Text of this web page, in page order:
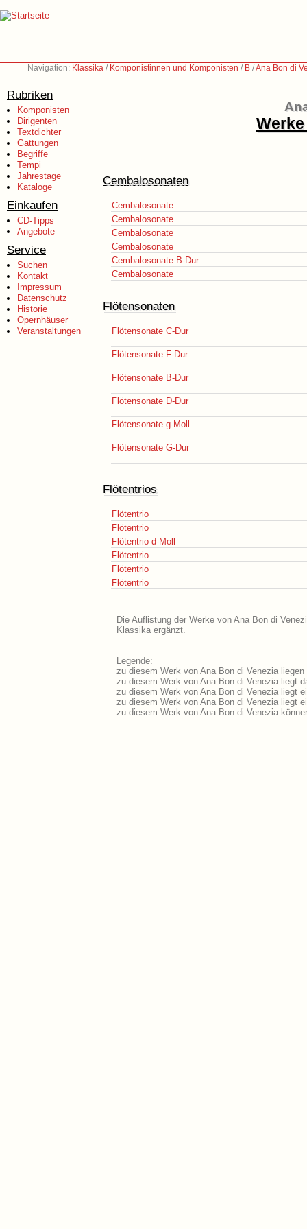
Navigation: Klassika / Komponistinnen und Komponisten / B /Ana Bon di
Rubriken
Komponisten
Dirigenten
Textdichter
Gattungen
Begriffe
Tempi
Jahrestage
Kataloge
Einkaufen
CD-Tipps
Angebote
Service
Suchen
Kontakt
Impressum
Datenschutz
Historie
Opernhäuser
Veranstaltungen
Cembalosonaten
Cembalosonate
Cembalosonate
Cembalosonate
Cembalosonate
Cembalosonate B-Dur
Cembalosonate
Flötensonaten
Flötensonate C-Dur
Flötensonate F-Dur
Flötensonate B-Dur
Flötensonate D-Dur
Flötensonate g-Moll
Flötensonate G-Dur
Flötentrios
Flötentrio
Flötentrio
Flötentrio d-Moll
Flötentrio
Flötentrio
Flötentrio
Die Auflistung der Werke von Ana Bon di
Klassika ergänzt.
Legende:
zu diesem Werk von Ana Bon di Venezia
zu diesem Werk von Ana Bon di Venezia liegt
zu diesem Werk von Ana Bon di Venezia liegt
zu diesem Werk von Ana Bon di Venezia liegt
zu diesem Werk von Ana Bon di Venezia